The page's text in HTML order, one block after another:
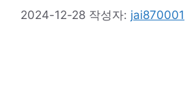
2024-12-28 작성자: jai870001